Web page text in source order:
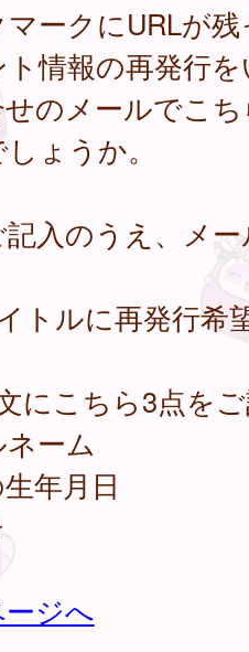
ークにURLが
情報の再発行
のメールでこ
ょうか。
記入のうえ、メ
トルに再発行希
にこちら3点を
ネーム
年月日
ジへ